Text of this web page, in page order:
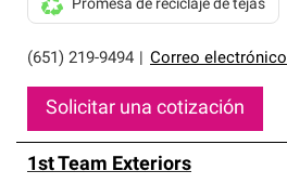
(651) 219-9494 Correo electrónico
Promesa de reciclaje de tejas
Solicitar una cotización
1st Team Exteriors